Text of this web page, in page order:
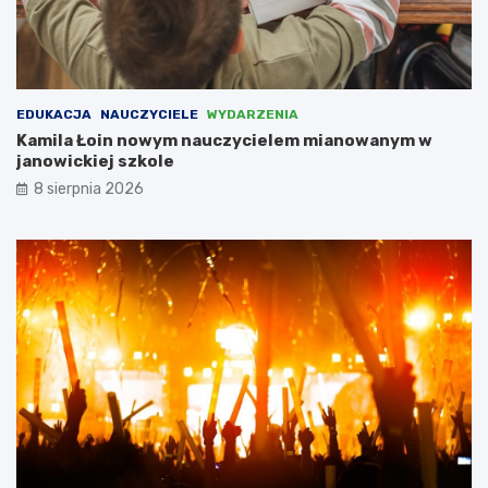
n
i
ć
p
r
z
N
i
e
a
m
i
,
l
i
c
z
ą
c
n
EDUKACJA NAUCZYCIELE WYDARZENIA
Kamila Łoin nowym nauczycielem mianowanym w
janowickiej szkole
8 sierpnia 2026